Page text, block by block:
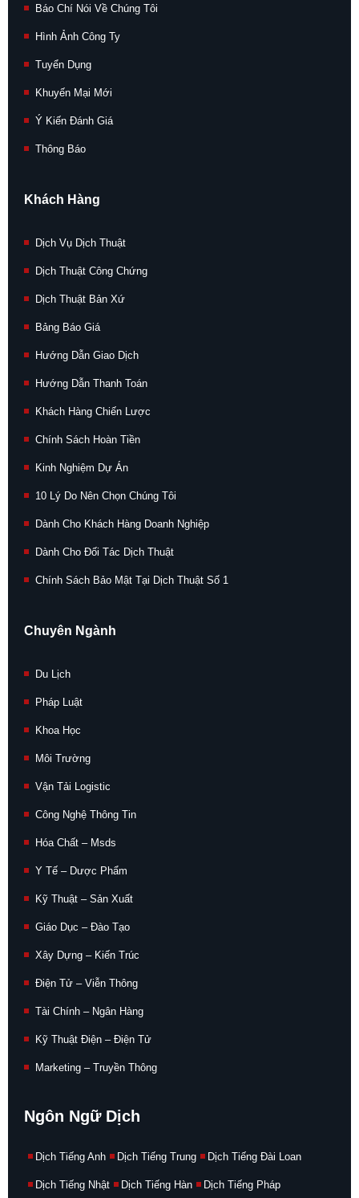
Báo Chí Nói Về Chúng Tôi
Hình Ảnh Công Ty
Tuyển Dụng
Khuyến Mại Mới
Ý Kiến Đánh Giá
Thông Báo
Khách Hàng
Dịch Vụ Dịch Thuật
Dịch Thuật Công Chứng
Dịch Thuật Bản Xứ
Bảng Báo Giá
Hướng Dẫn Giao Dịch
Hướng Dẫn Thanh Toán
Khách Hàng Chiến Lược
Chính Sách Hoàn Tiền
Kinh Nghiệm Dự Án
10 Lý Do Nên Chọn Chúng Tôi
Dành Cho Khách Hàng Doanh Nghiệp
Dành Cho Đối Tác Dịch Thuật
Chính Sách Bảo Mật Tại Dịch Thuật Số 1
Chuyên Ngành
Du Lịch
Pháp Luật
Khoa Học
Môi Trường
Vận Tải Logistic
Công Nghệ Thông Tin
Hóa Chất – Msds
Y Tế – Dược Phẩm
Kỹ Thuật – Sản Xuất
Giáo Dục – Đào Tạo
Xây Dựng – Kiến Trúc
Điện Tử – Viễn Thông
Tài Chính – Ngân Hàng
Kỹ Thuật Điện – Điện Tử
Marketing – Truyền Thông
Ngôn Ngữ Dịch
Dịch Tiếng Anh Dịch Tiếng Trung Dịch Tiếng Đài Loan
Dịch Tiếng Nhật Dịch Tiếng Hàn Dịch Tiếng Pháp